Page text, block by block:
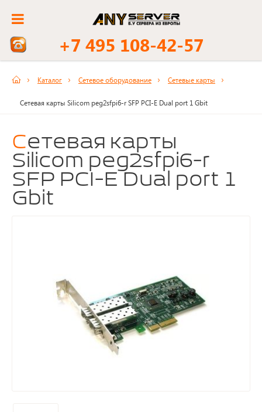
+7 495 108-42-57
Каталог Сетевое оборудование Сетевые карты
Сетевая карты Silicom peg2sfpi6-r SFP PCI-E Dual port 1 Gbit
Сетевая карты
Silicom peg2sfpi6-r
SFP PCI-E Dual port 1
Gbit